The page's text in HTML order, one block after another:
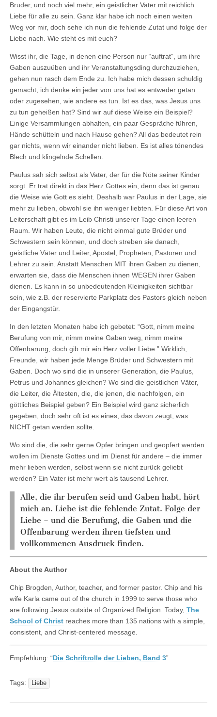
Bruder, und noch viel mehr, ein geistlicher Vater mit reichlich
Liebe für alle zu sein. Ganz klar habe ich noch einen weiten
Weg vor mir, doch sehe ich nun die fehlende Zutat und folge der
Liebe nach. Wie steht es mit euch?
Wisst ihr, die Tage, in denen eine Person nur “auftrat”, um ihre
Gaben auszuüben und ihr Veranstaltungsding durchzuziehen,
gehen nun rasch dem Ende zu. Ich habe mich dessen schuldig
gemacht, ich denke ein jeder von uns hat es entweder getan
oder zugesehen, wie andere es tun. Ist es das, was Jesus uns
zu tun geheißen hat? Sind wir auf diese Weise ein Beispiel?
Einige Versammlungen abhalten, ein paar Gespräche führen,
Hände schütteln und nach Hause gehen? All das bedeutet rein
gar nichts, wenn wir einander nicht lieben. Es ist alles tönendes
Blech und klingelnde Schellen.
Paulus sah sich selbst als Vater, der für die Nöte seiner Kinder
sorgt. Er trat direkt in das Herz Gottes ein, denn das ist genau
die Weise wie Gott es sieht. Deshalb war Paulus in der Lage, sie
mehr zu lieben, obwohl sie ihn weniger liebten. Für diese Art von
Leiterschaft gibt es im Leib Christi unserer Tage einen leeren
Raum. Wir haben Leute, die nicht einmal gute Brüder und
Schwestern sein können, und doch streben sie danach,
geistliche Väter und Leiter, Apostel, Propheten, Pastoren und
Lehrer zu sein. Anstatt Menschen MIT ihren Gaben zu dienen,
erwarten sie, dass die Menschen ihnen WEGEN ihrer Gaben
dienen. Es kann in so unbedeutenden Kleinigkeiten sichtbar
sein, wie z.B. der reservierte Parkplatz des Pastors gleich neben
der Eingangstür.
In den letzten Monaten habe ich gebetet: “Gott, nimm meine
Berufung von mir, nimm meine Gaben weg, nimm meine
Offenbarung, doch gib mir ein Herz voller Liebe.” Wirklich,
Freunde, wir haben jede Menge Brüder und Schwestern mit
Gaben. Doch wo sind die in unserer Generation, die Paulus,
Petrus und Johannes gleichen? Wo sind die geistlichen Väter,
die Leiter, die Ältesten, die, die jenen, die nachfolgen, ein
göttliches Beispiel geben? Ein Beispiel wird ganz sicherlich
gegeben, doch sehr oft ist es eines, das davon zeugt, was
NICHT getan werden sollte.
Wo sind die, die sehr gerne Opfer bringen und geopfert werden
wollen im Dienste Gottes und im Dienst für andere – die immer
mehr lieben werden, selbst wenn sie nicht zurück geliebt
werden? Ein Vater ist mehr wert als tausend Lehrer.
Alle, die ihr berufen seid und Gaben habt, hört
mich an. Liebe ist die fehlende Zutat. Folge der
Liebe – und die Berufung, die Gaben und die
Offenbarung werden ihren tiefsten und
vollkommenen Ausdruck finden.
About the Author
Chip Brogden, Author, teacher, and former pastor. Chip and his
wife Karla came out of the church in 1999 to serve those who
are following Jesus outside of Organized Religion. Today, The
School of Christ reaches more than 135 nations with a simple,
consistent, and Christ-centered message.
Empfehlung: “Die Schriftrolle der Lieben, Band 3”
Tags: Liebe